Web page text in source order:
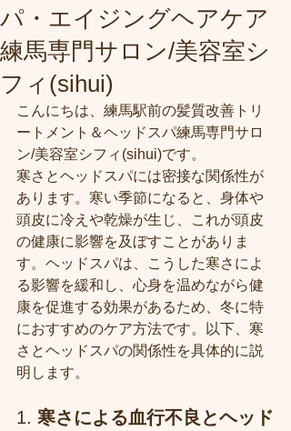
パ・エイジングヘアケア
練馬専門サロン/美容室シ
フィ(sihui)
こんにちは、練馬駅前の髪質改善トリ
ートメント＆ヘッドスパ練馬専門サロ
ン/美容室シフィ(sihui)です。
寒さとヘッドスパには密接な関係性が
あります。寒い季節になると、身体や
頭皮に冷えや乾燥が生じ、これが頭皮
の健康に影響を及ぼすことがありま
す。ヘッドスパは、こうした寒さによ
る影響を緩和し、心身を温めながら健
康を促進する効果があるため、冬に特
におすすめのケア方法です。以下、寒
さとヘッドスパの関係性を具体的に説
明します。
1. 寒さによる血行不良とヘッド